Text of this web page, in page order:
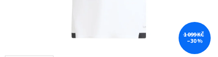
1 099 KČ
–30 %